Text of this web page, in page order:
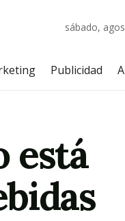
sábado,
Publicidad
está